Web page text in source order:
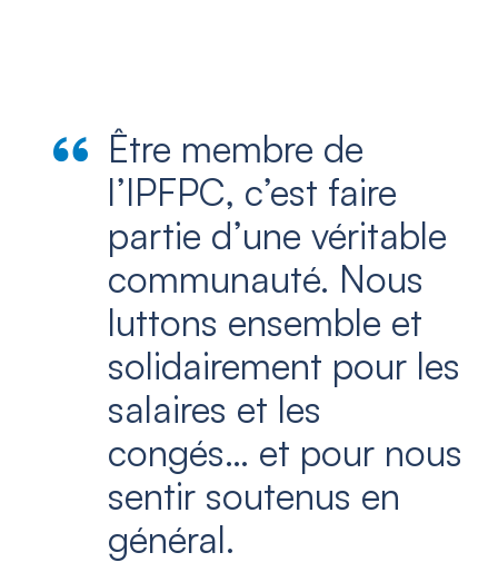
Être membre de
l’IPFPC, c’est faire
partie d’une véritable
communauté. Nous
luttons ensemble et
solidairement pour les
salaires et les
congés… et pour nous
sentir soutenus en
général.